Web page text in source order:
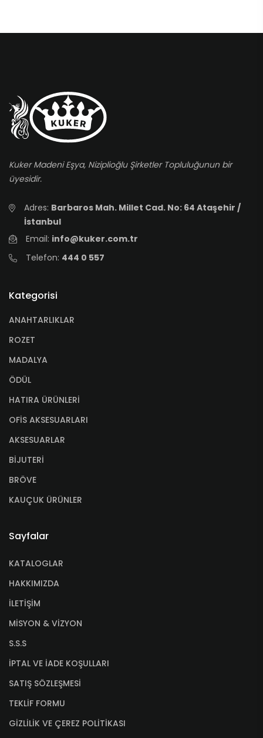
Kuker Madeni Eşya, Niziplioğlu Şirketler Topluluğunun bir
üyesidir.
Adres: Barbaros Mah. Millet Cad. No: 64 Ataşehir /
İstanbul
Email: info@kuker.com.tr
Telefon: 444 0 557
Kategorisi
ANAHTARLIKLAR
ROZET
MADALYA
ÖDÜL
HATIRA ÜRÜNLERİ
OFİS AKSESUARLARI
AKSESUARLAR
BİJUTERİ
BRÖVE
KAUÇUK ÜRÜNLER
Sayfalar
KATALOGLAR
HAKKIMIZDA
İLETİŞİM
MİSYON & VİZYON
S.S.S
İPTAL VE İADE KOŞULLARI
SATIŞ SÖZLEŞMESİ
TEKLİF FORMU
GİZLİLİK VE ÇEREZ POLİTİKASI